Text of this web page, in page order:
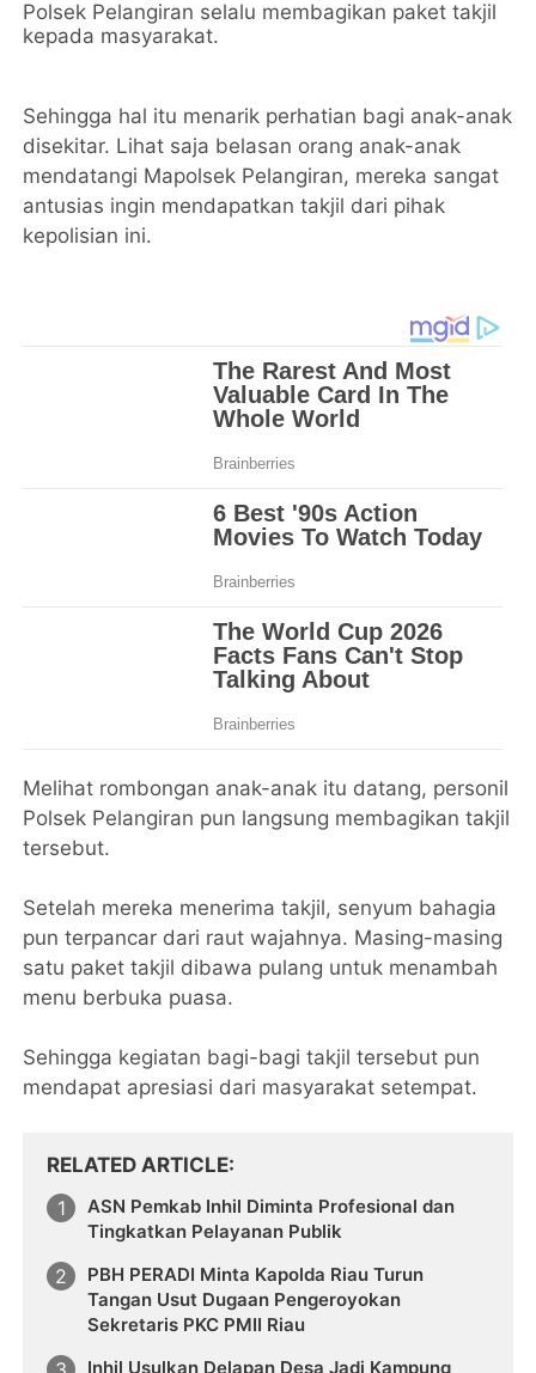
Polsek Pelangiran selalu membagikan paket takjil
kepada masyarakat.
Sehingga hal itu menarik perhatian bagi anak-anak
disekitar. Lihat saja belasan orang anak-anak
mendatangi Mapolsek Pelangiran, mereka sangat
antusias ingin mendapatkan takjil dari pihak
kepolisian ini.
Melihat rombongan anak-anak itu datang, personil
Polsek Pelangiran pun langsung membagikan takjil
tersebut.
Setelah mereka menerima takjil, senyum bahagia
pun terpancar dari raut wajahnya. Masing-masing
satu paket takjil dibawa pulang untuk menambah
menu berbuka puasa.
Sehingga kegiatan bagi-bagi takjil tersebut pun
mendapat apresiasi dari masyarakat setempat.
RELATED ARTICLE
ASN Pemkab Inhil Diminta Profesional dan
Tingkatkan Pelayanan Publik
PBH PERADI Minta Kapolda Riau Turun
Tangan Usut Dugaan Pengeroyokan
Sekretaris PKC PMII Riau
Inhil Usulkan Delapan Desa Jadi Kampung